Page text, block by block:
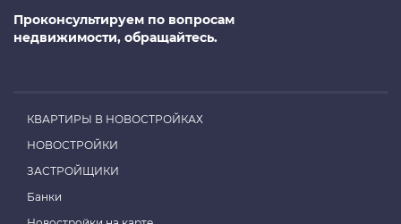
Проконсультируем по вопросам
недвижимости, обращайтесь.
КВАРТИРЫ В НОВОСТРОЙКАХ
НОВОСТРОЙКИ
ЗАСТРОЙЩИКИ
Банки